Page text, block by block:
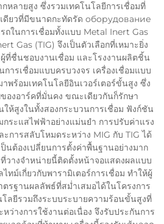
หลายสูง ซึ่งรวมเทคโนโลยีการเชื่อมที่
ดียวที่มีขนาดกะทัดรัด оборудование
ถในการเชื่อมทั้งแบบ Metal Inert Gas
Gas (TIG) จึงเป็นตัวเลือกที่เหมาะยิ่ง
ที่ชื่นชอบงานเชื่อม และโรงงานผลิตชิ้น
ารเชื่อมแบบครบวงจร เครื่องเชื่อมแบบ
พร้อมเทคโนโลยีอินเวอร์เตอร์ขั้นสูง ซึ่ง
องอาร์คที่มั่นคง ขณะเดียวกันก็รักษา
ห้สูงในทั้งสองกระบวนการเชื่อม ฟังก์ชัน
ระแสไฟฟ้าอย่างแม่นยำ การปรับค่าแรง
การสลับโหมดระหว่าง MIG กับ TIG ได้
ป็นต้องเปลี่ยนการตั้งค่าพื้นฐานอย่างมาก
ที่วางจำหน่ายนี้ติดตั้งหน้าจอแสดงผลแบบ
ทม์เกี่ยวกับพารามิเตอร์การเชื่อม ทำให้ผู้
รฐานผลลัพธ์ที่สม่ำเสมอได้ในโครงการ
ลยีรวมถึงระบบระบายความร้อนขั้นสูงที่
ว่างการใช้งานต่อเนื่อง จึงรับประกันการ